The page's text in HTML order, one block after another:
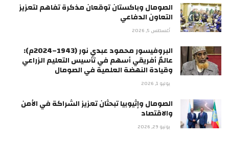
الصومال وباكستان توقعان مذكرة تفاهم لتعزيز
التعاون الدفاعي
أغسطس 5, 2026
البروفيسور محمود عبدي نور (1943–2024م):
عالمٌ أفريقي أسهم في تأسيس التعليم الزراعي
وقيادة النهضة العلمية في الصومال
يوليو 1, 2026
الصومال وإثيوبيا تبحثان تعزيز الشراكة في الأمن
والاقتصاد
يونيو 29, 2026